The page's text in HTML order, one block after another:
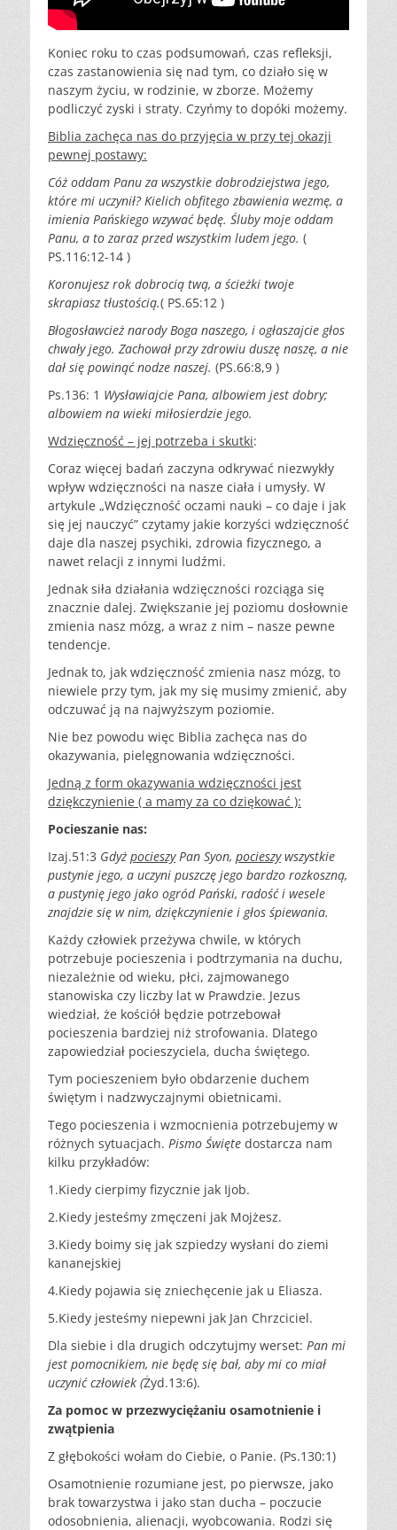
Koniec roku to czas podsumowań, czas refleksji,
czas zastanowienia się nad tym, co działo się w
naszym życiu, w rodzinie, w zborze. Możemy
podliczyć zyski i straty. Czyńmy to dopóki możemy.
Biblia zachęca nas do przyjęcia w przy tej okazji
pewnej postawy:
Cóż oddam Panu za wszystkie dobrodziejstwa jego,
które mi uczynił? Kielich obfitego zbawienia wezmę, a
imienia Pańskiego wzywać będę. Śluby moje oddam
Panu, a to zaraz przed wszystkim ludem jego. (
PS.116:12-14 )
Koronujesz rok dobrocią twą, a ścieżki twoje
skrapiasz tłustością.( PS.65:12 )
Błogosławcież narody Boga naszego, i ogłaszajcie głos
chwały jego. Zachował przy zdrowiu duszę naszę, a nie
dał się powinąć nodze naszej. (PS.66:8,9 )
Ps.136: 1 Wysławiajcie Pana, albowiem jest dobry;
albowiem na wieki miłosierdzie jego.
Wdzięczność – jej potrzeba i skutki:
Coraz więcej badań zaczyna odkrywać niezwykły
wpływ wdzięczności na nasze ciała i umysły. W
artykule „Wdzięczność oczami nauki – co daje i jak
się jej nauczyć” czytamy jakie korzyści wdzięczność
daje dla naszej psychiki, zdrowia fizycznego, a
nawet relacji z innymi ludźmi.
Jednak siła działania wdzięczności rozciąga się
znacznie dalej. Zwiększanie jej poziomu dosłownie
zmienia nasz mózg, a wraz z nim – nasze pewne
tendencje.
Jednak to, jak wdzięczność zmienia nasz mózg, to
niewiele przy tym, jak my się musimy zmienić, aby
odczuwać ją na najwyższym poziomie.
Nie bez powodu więc Biblia zachęca nas do
okazywania, pielęgnowania wdzięczności.
Jedną z form okazywania wdzięczności jest
dziękczynienie ( a mamy za co dziękować ):
Pocieszanie nas:
Izaj.51:3 Gdyż pocieszyPan Syon, pocieszywszystkie
pustynie jego, a uczyni puszczę jego bardzo rozkoszną,
a pustynię jego jako ogród Pański, radość i wesele
znajdzie się w nim, dziękczynienie i głos śpiewania.
Każdy człowiek przeżywa chwile, w których
potrzebuje pocieszenia i podtrzymania na duchu,
niezależnie od wieku, płci, zajmowanego
stanowiska czy liczby lat w Prawdzie. Jezus
wiedział, że kościół będzie potrzebował
pocieszenia bardziej niż strofowania. Dlatego
zapowiedział pocieszyciela, ducha świętego.
Tym pocieszeniem było obdarzenie duchem
świętym i nadzwyczajnymi obietnicami.
Tego pocieszenia i wzmocnienia potrzebujemy w
różnych sytuacjach. Pismo Święte dostarcza nam
kilku przykładów:
1.Kiedy cierpimy fizycznie jak Ijob.
2.Kiedy jesteśmy zmęczeni jak Mojżesz.
3.Kiedy boimy się jak szpiedzy wysłani do ziemi
kananejskiej
4.Kiedy pojawia się zniechęcenie jak u Eliasza.
5.Kiedy jesteśmy niepewni jak Jan Chrzciciel.
Dla siebie i dla drugich odczytujmy werset: Pan mi
jest pomocnikiem, nie będę się bał, aby mi co miał
uczynić człowiek (Żyd.13:6).
Za pomoc w przezwyciężaniu osamotnienie i
zwątpienia
Z głębokości wołam do Ciebie, o Panie. (Ps.130:1)
Osamotnienie rozumiane jest, po pierwsze, jako
brak towarzystwa i jako stan ducha – poczucie
odosobnienia, alienacji, wyobcowania. Rodzi się